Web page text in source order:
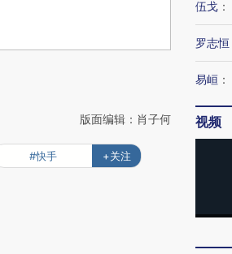
版面编辑：肖子何
#快手 +关注
伍戈 ：
罗志恒
易峘 ：
视频